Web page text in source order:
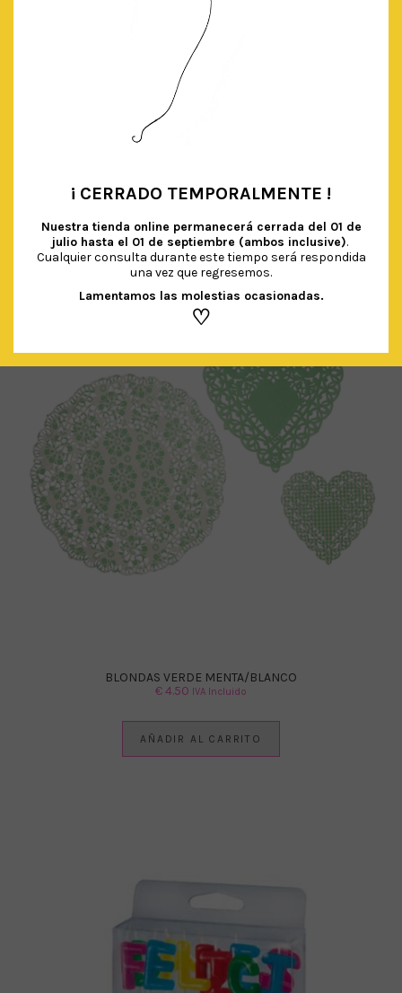
AÑADIR AL CARRITO
BLONDAS VERDE MENTA/BLANCO
€4.50 IVA Incluido
AÑADIR AL CARRITO
¡ CERRADO TEMPORALMENTE !
Nuestra tienda online permanecerá cerrada del 01 de
julio hasta el 01 de septiembre (ambos inclusive).
Cualquier consulta durante este tiempo será respondida
una vez que regresemos.
Lamentamos las molestias ocasionadas.
♡